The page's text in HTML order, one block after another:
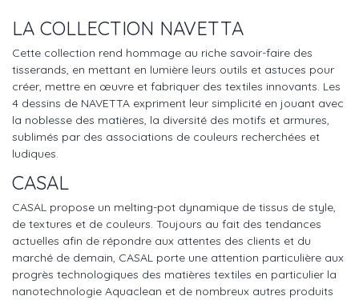
LA COLLECTION NAVETTA
Cette collection rend hommage au riche savoir-faire des
tisserands, en mettant en lumière leurs outils et astuces pour
créer, mettre en œuvre et fabriquer des textiles innovants. Les
4 dessins de NAVETTA expriment leur simplicité en jouant avec
la noblesse des matières, la diversité des motifs et armures,
sublimés par des associations de couleurs recherchées et
ludiques.
CASAL
CASAL propose un melting-pot dynamique de tissus de style,
de textures et de couleurs. Toujours au fait des tendances
actuelles afin de répondre aux attentes des clients et du
marché de demain, CASAL porte une attention particulière aux
progrès technologiques des matières textiles en particulier la
nanotechnologie Aquaclean et de nombreux autres produits